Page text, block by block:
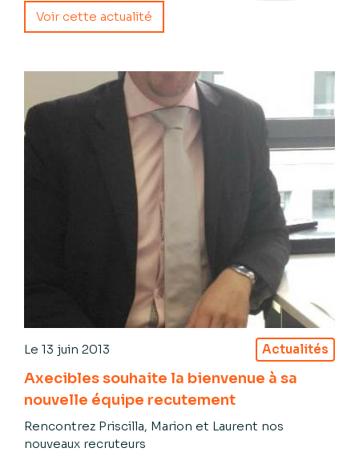
Voir cette actualité
Le 13 juin 2013 Actualités
Axecibles souhaite la bienvenue à sa
nouvelle équipe recutement
Rencontrez Priscilla, Marion et Laurent nos
nouveaux recruteurs